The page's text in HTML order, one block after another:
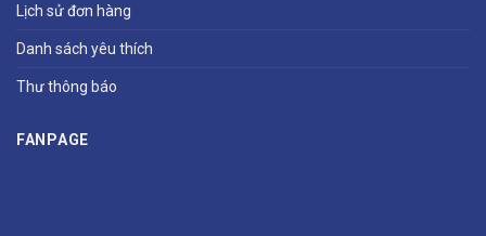
Lịch sử đơn hàng
Danh sách yêu thích
Thư thông báo
FANPAGE